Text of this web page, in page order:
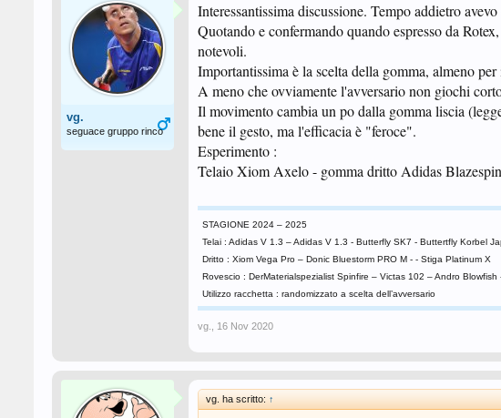
vg.
seguace gruppo rinco
Interessantissima discussione. Tempo addietro
Quotando e confermando quando espresso da
notevoli.
Importantissima è la scelta della gomma, almeno
A meno che ovviamente l'avversario non giochi
Il movimento cambia un po dalla gomma liscia
bene il gesto, ma l'efficacia è "feroce".
Esperimento :
Telaio Xiom Axelo - gomma dritto Adidas
STAGIONE 2024 – 2025
Telai : Adidas V 1.3 – Adidas V 1.3 - Butterfly SK7 - Buttertfly Korbel
Dritto : Xiom Vega Pro – Donic Bluestorm PRO M - - Stiga Platinum X
Rovescio : DerMaterialspezialist Spinfire – Victas 102 – Andro Blowfish
Utilizzo racchetta : randomizzato a scelta dell’avversario
vg. 16 Nov 2020
vg. ha scritto: ↑